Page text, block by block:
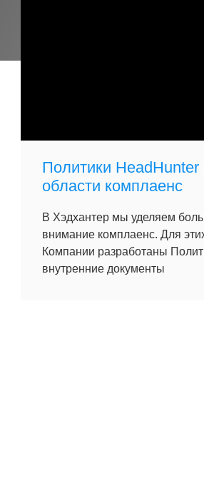
Политики HeadHunter
области комплаенс
В Хэдхантер мы уделяем
внимание комплаенс. Для
Компании разработаны
внутренние документы